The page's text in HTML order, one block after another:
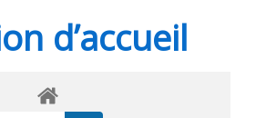
d’accueil